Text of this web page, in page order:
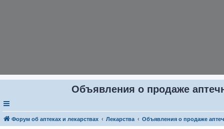
Объявления о продаже
Форум об аптеках и лекарствах Лекарства Объявления о продаже